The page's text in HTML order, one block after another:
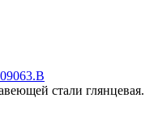
стали глянцевая.